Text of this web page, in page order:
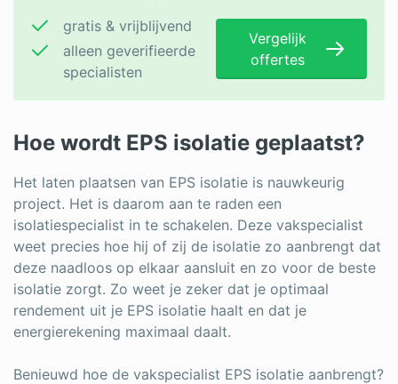
gratis & vrijblijvend
alleen geverifieerde
specialisten
Vergelijk
offertes
Hoe wordt EPS isolatie geplaatst?
Het laten plaatsen van EPS isolatie is nauwkeurig
project. Het is daarom aan te raden een
isolatiespecialist in te schakelen. Deze vakspecialist
weet precies hoe hij of zij de isolatie zo aanbrengt dat
deze naadloos op elkaar aansluit en zo voor de beste
isolatie zorgt. Zo weet je zeker dat je optimaal
rendement uit je EPS isolatie haalt en dat je
energierekening maximaal daalt.
Benieuwd hoe de vakspecialist EPS isolatie aanbrengt?